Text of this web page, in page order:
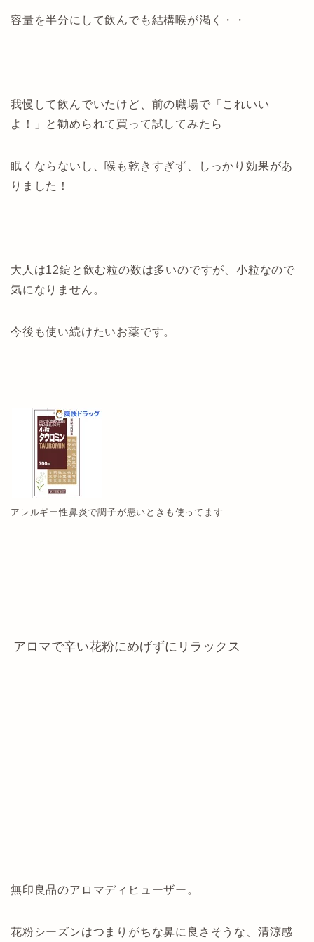
容量を半分にして飲んでも結構喉が渇く・・
我慢して飲んでいたけど、前の職場で「これいい
よ！」と勧められて買って試してみたら
眠くならないし、喉も乾きすぎず、しっかり効果があ
りました！
大人は12錠と飲む粒の数は多いのですが、小粒なので
気になりません。
今後も使い続けたいお薬です。
アレルギー性鼻炎で調子が悪いときも使ってます
アロマで辛い花粉にめげずにリラックス
無印良品のアロマディヒューザー。
花粉シーズンはつまりがちな鼻に良さそうな、清涼感